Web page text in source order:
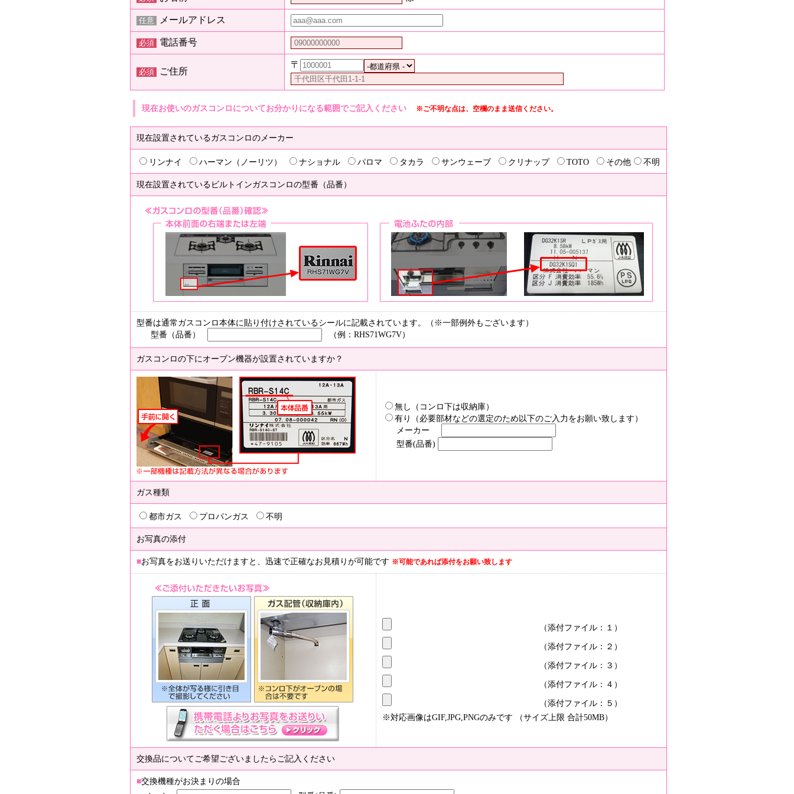
任意 メールアドレス
必須 電話番号
必須 ご住所
〒
現在お使いのガスコンロについてお分かりになる範囲でご記入ください ※ご不明な点は、空欄のまま送信ください。
現在設置されているガスコンロのメーカー
リンナイ ハーマン（ノーリツ） ナショナル パロマ タカラ サンウェーブ クリナップ TOTO その他 不明
現在設置されているビルトインガスコンロの型番（品番）
型番は通常ガスコンロ本体に貼り付けされているシールに記載されています。（※一部例外もございます）
型番（品番）
（例：RHS71WG7V）
ガスコンロの下にオーブン機器が設置されていますか？
無し（コンロ下は収納庫）
有り（必要部材などの選定のため以下のご入力をお願い致します）
メーカー
型番(品番)
ガス種類
都市ガス プロパンガス 不明
お写真の添付
■お写真をお送りいただけますと、迅速で正確なお見積りが可能です ※可能であれば添付をお願い致します
（添付ファイル：１）
（添付ファイル：２）
（添付ファイル：３）
（添付ファイル：４）
（添付ファイル：５）
※対応画像はGIF,JPG,PNGのみです （サイズ上限 合計50MB）
交換品についてご希望ございましたらご記入ください
■交換機種がお決まりの場合